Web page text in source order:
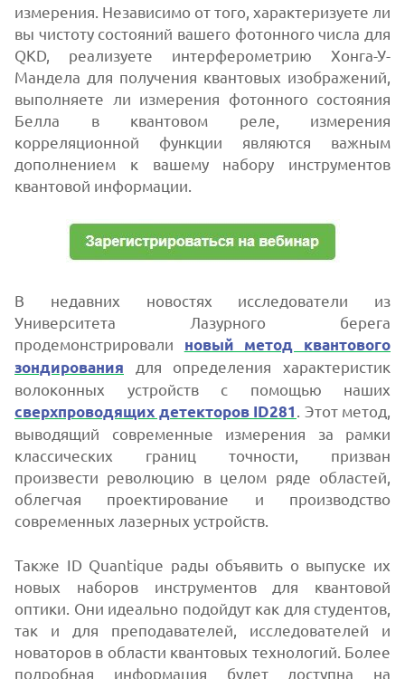
измерения. Независимо от того, характеризуете ли
вы чистоту состояний вашего фотонного числа для
QKD, реализуете интерферометрию Хонга-У-
Мандела для получения квантовых изображений,
выполняете ли измерения фотонного состояния
Белла в квантовом реле, измерения
корреляционной функции являются важным
дополнением к вашему набору инструментов
квантовой информации.
В недавних новостях исследователи из
Университета Лазурного берега
продемонстрировали новый метод квантового
зондирования для определения характеристик
волоконных устройств с помощью наших
сверхпроводящих детекторов ID281 . Этот метод,
выводящий современные измерения за рамки
классических границ точности, призван
произвести революцию в целом ряде областей,
облегчая проектирование и производство
современных лазерных устройств.
Также ID Quantique рады объявить о выпуске их
новых наборов инструментов для квантовой
оптики. Они идеально подойдут как для студентов,
так и для преподавателей, исследователей и
новаторов в области квантовых технологий. Более
подробная информация будет доступна на